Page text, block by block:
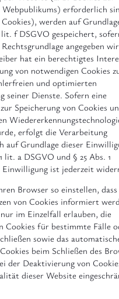
Webpublikums) erforderlich
werden auf
f DSGVO gespeichert,
angegeben
hat ein berechtigtes
von notwendigen Cookies
und optimierten
seiner Dienste. Sofern eine
Speicherung von Cookies
erfolgt die Verarbeitung
auf Grundlage dieser
lit. a DSGVO und § 25 Abs. 1
Einwilligung ist jederzeit
Browser so einstellen, dass
von Cookies informiert
im Einzelfall erlauben, die
Cookies für bestimmte Fälle
sowie das
beim Schließen des
der Deaktivierung von
dieser Website